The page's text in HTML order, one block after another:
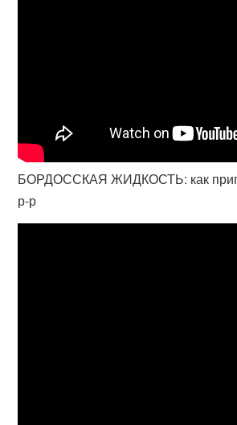
БОРДОССКАЯ ЖИДКОСТЬ: как
р-р